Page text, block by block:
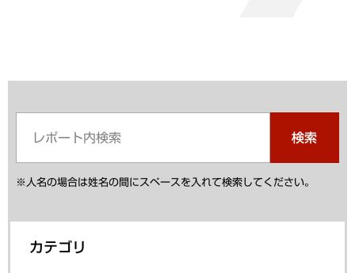
検索
※人名の場合は姓名の間にスペースを入れて検索してください。
カテゴリ